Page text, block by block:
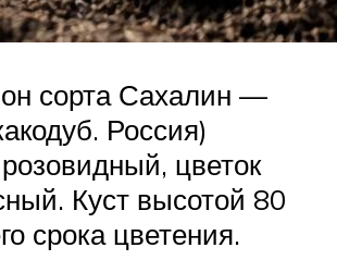
сорта Сахалин —
Россия)
цветок
Куст высотой 80
срока цветения.